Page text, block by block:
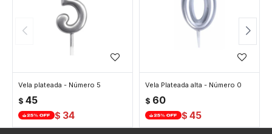
Vela plateada - Número 5
$ 45
$ 34
Vela Plateada alta - Número 0
$ 60
$ 45